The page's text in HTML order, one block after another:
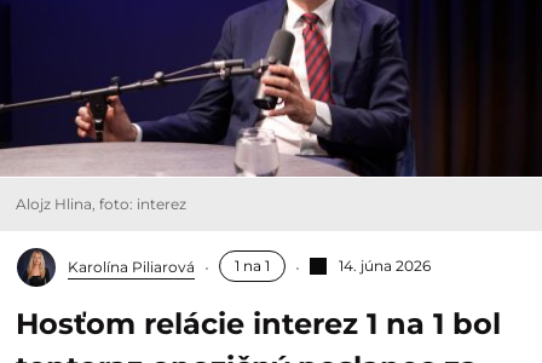
Alojz Hlina, foto: interez
Karolína Piliarová 1 na 1 14. júna 2026
Hosťom relácie interez 1 na 1 bol